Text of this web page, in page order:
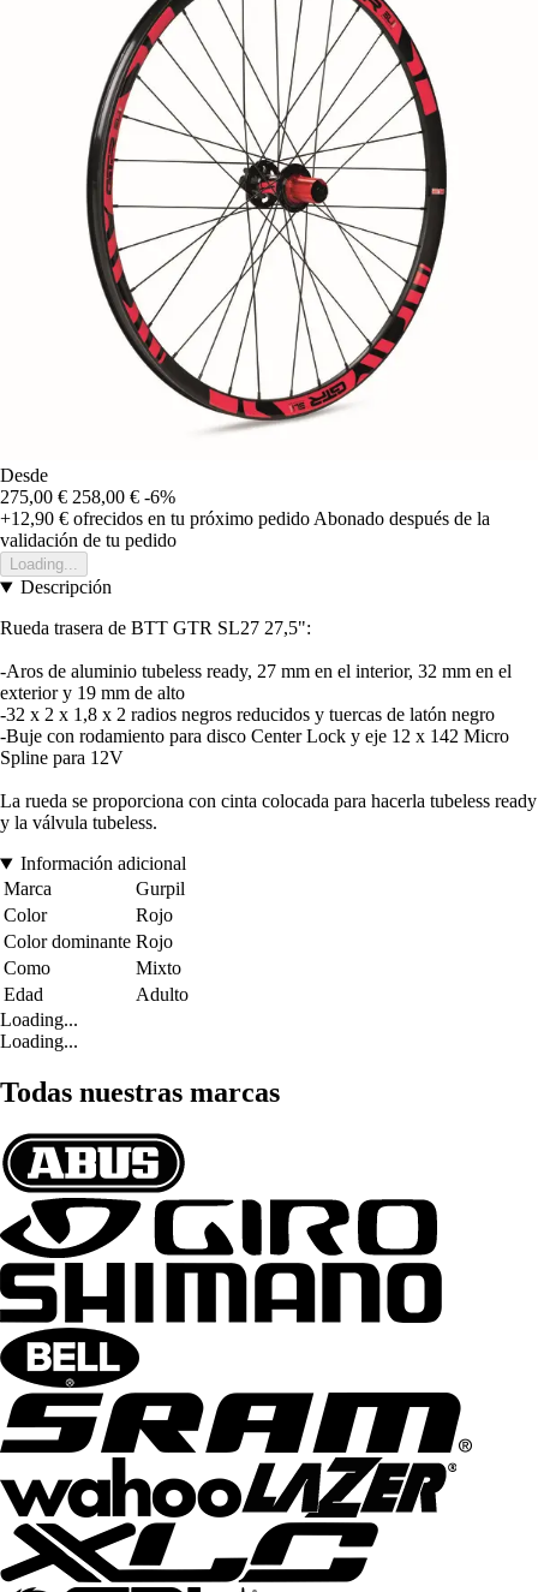
Desde
275,00 € 258,00 € -6%
+12,90 € ofrecidos en tu próximo pedido Abonado después de la
validación de tu pedido
Loading...
Descripción
Rueda trasera de BTT GTR SL27 27,5":
-Aros de aluminio tubeless ready, 27 mm en el interior, 32 mm en el
exterior y 19 mm de alto
-32 x 2 x 1,8 x 2 radios negros reducidos y tuercas de latón negro
-Buje con rodamiento para disco Center Lock y eje 12 x 142 Micro
Spline para 12V
La rueda se proporciona con cinta colocada para hacerla tubeless ready
y la válvula tubeless.
Información adicional
Marca
Gurpil
Color
Rojo
Color dominante Rojo
Como
Mixto
Edad
Adulto
Loading...
Loading...
Todas nuestras marcas